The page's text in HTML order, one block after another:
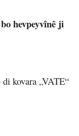
hevpeyvînê ji
kovara „VATE“